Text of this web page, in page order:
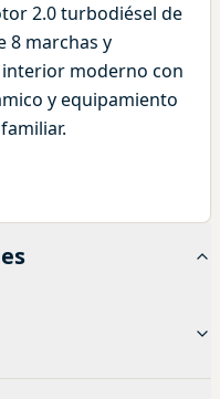
2.0 turbodiésel de
8 marchas y
moderno con
y equipamiento